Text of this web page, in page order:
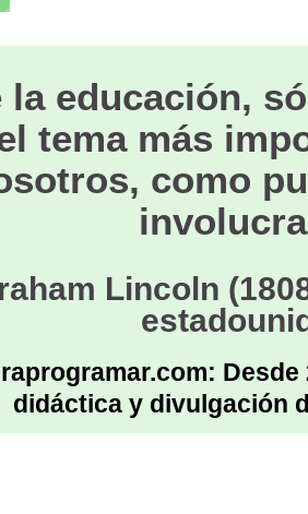
la educación,
tema más
como
Lincoln
didáctica y divulgación